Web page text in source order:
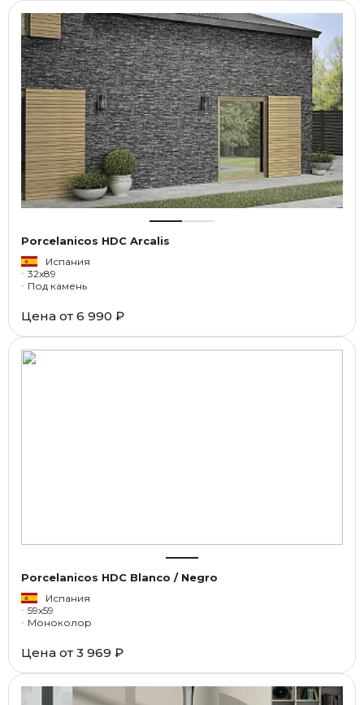
Porcelanicos HDC Arcalis
Испания
32x89
Под камень
Цена от 6 990 ₽
Porcelanicos HDC Blanco / Negro
Испания
59x59
Моноколор
Цена от 3 969 ₽